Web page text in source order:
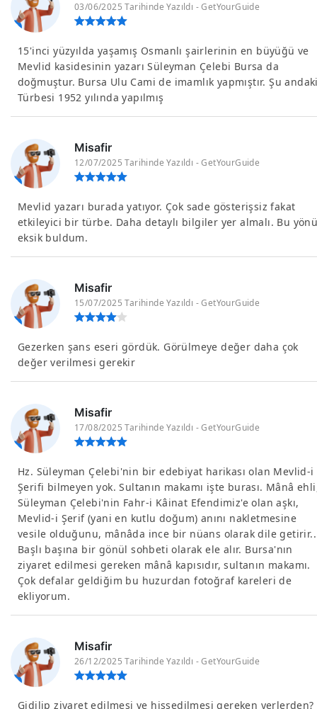
03/06/2025 Tarihinde Yazıldı - GetYourGuide
15'inci yüzyılda yaşamış Osmanlı şairlerinin en büyüğü ve
Mevlid kasidesinin yazarı Süleyman Çelebi Bursa da
doğmuştur. Bursa Ulu Cami de imamlık yapmıştır. Şu
Türbesi 1952 yılında yapılmış
Misafir
12/07/2025 Tarihinde Yazıldı - GetYourGuide
Mevlid yazarı burada yatıyor. Çok sade gösterişsiz fakat
etkileyici bir türbe. Daha detaylı bilgiler yer almalı. Bu
eksik buldum.
Misafir
15/07/2025 Tarihinde Yazıldı - GetYourGuide
Gezerken şans eseri gördük. Görülmeye değer daha çok
değer verilmesi gerekir
Misafir
17/08/2025 Tarihinde Yazıldı - GetYourGuide
Hz. Süleyman Çelebi'nin bir edebiyat harikası olan Mevlid-i
Şerifi bilmeyen yok. Sultanın makamı işte burası. Mânâ
Süleyman Çelebi'nin Fahr-i Kâinat Efendimiz'e olan aşkı,
Mevlid-i Şerif (yani en kutlu doğum) anını nakletmesine
vesile olduğunu, mânâda ince bir nüans olarak dile
Başlı başına bir gönül sohbeti olarak ele alır. Bursa'nın
ziyaret edilmesi gereken mânâ kapısıdır, sultanın makamı.
Çok defalar geldiğim bu huzurdan fotoğraf kareleri de
ekliyorum.
Misafir
26/12/2025 Tarihinde Yazıldı - GetYourGuide
Gidilip ziyaret edilmesi ve hissedilmesi gereken yerlerden?